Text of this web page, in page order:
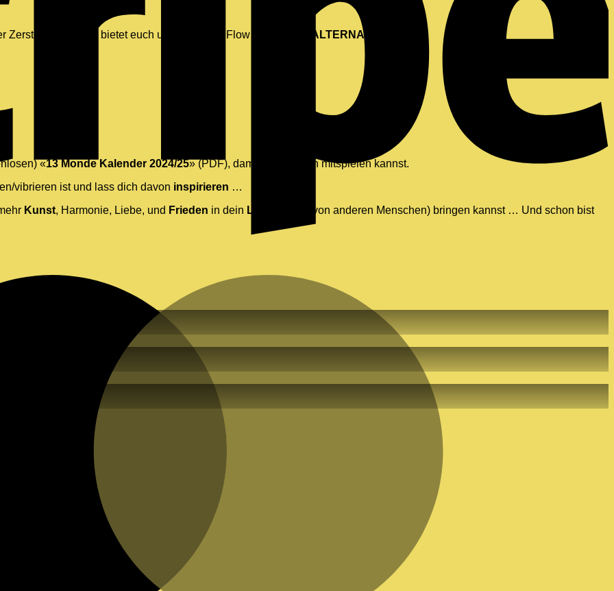
Zerstörung führen, bietet euch unser Zuvuya Flow Verlag eine ALTERNATIVE
«13 Monde Kalender 2024/25» (PDF), damit du sogleich mitspielen kannst.
vibrieren ist und lass dich davon inspirieren …
Kunst, Harmonie, Liebe, und Frieden in dein LEBEN
(und von anderen Menschen) bringen kannst … Und schon bist